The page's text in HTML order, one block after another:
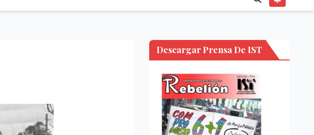
Descargar Prensa De IST